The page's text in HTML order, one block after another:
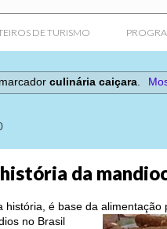
DE TURISMO
culinária caiçara
da
é base da alimentação
no Brasil